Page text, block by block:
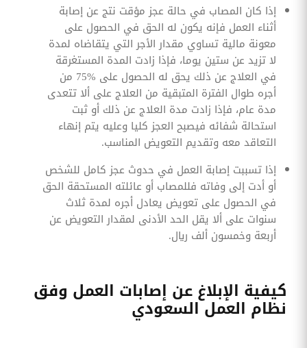
إذا كان المصاب في حالة عجز مؤقت نتج عن إصابة
أثناء العمل فإنه يكون له الحق في الحصول على
معونة مالية تساوي مقدار الأجر التي يتقاضاه لمدة
لا تزيد عن ستين يوما، فإذا زادت المدة المستغرقة
في العلاج عن ذلك يحق له الحصول على %75 من
أجره طوال الفترة المتبقية من العلاج على ألا تتعدى
مدة عام، فإذا زادت مدة العلاج عن ذلك أو ثبت
استحالة شفائه فيصبح العجز كليا وعليه يتم إنهاء
التعاقد معه وتقديم التعويض المناسب.
إذا تسببت إصابة العمل في حدوث عجز كامل للشخص
أو أدت إلى وفاته فللمصاب أو عائلته المستحقة الحق
في الحصول على تعويض يعادل أجره لمدة ثلاث
سنوات على ألا يقل الحد الأدنى لمقدار التعويض عن
أربعة وخمسون ألف ريال.
كيفية الإبلاغ عن إصابات العمل وفق
نظام العمل السعودي